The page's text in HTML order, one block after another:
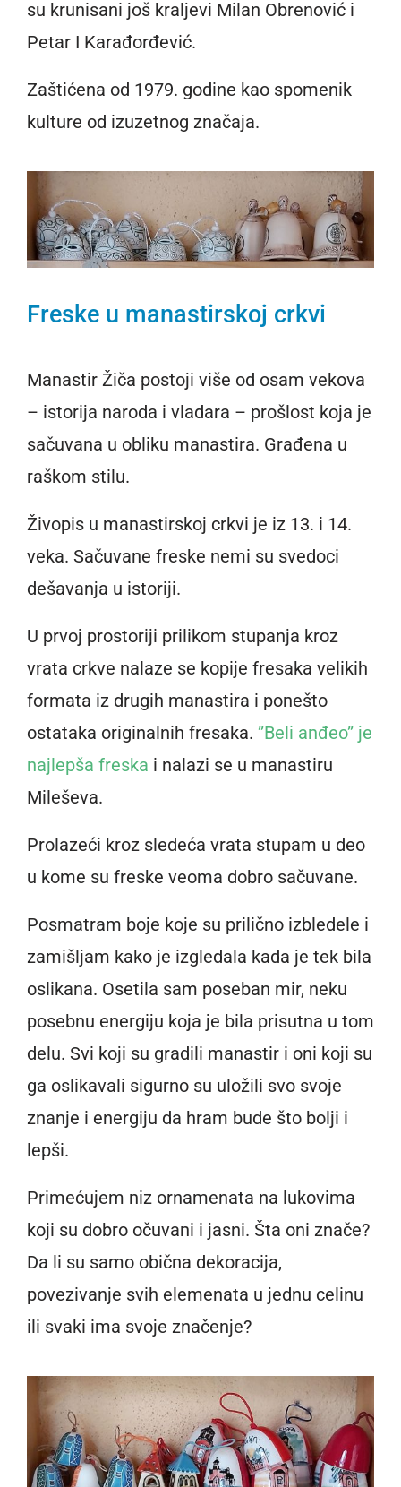
su krunisani još kraljevi Milan Obrenović i
Petar I Karađorđević.
Zaštićena od 1979. godine kao spomenik
kulture od izuzetnog značaja.
Freske u manastirskoj crkvi
Manastir Žiča postoji više od osam vekova
– istorija naroda i vladara – prošlost koja je
sačuvana u obliku manastira. Građena u
raškom stilu.
Živopis u manastirskoj crkvi je iz 13. i 14.
veka. Sačuvane freske nemi su svedoci
dešavanja u istoriji.
U prvoj prostoriji prilikom stupanja kroz
vrata crkve nalaze se kopije fresaka velikih
formata iz drugih manastira i ponešto
ostataka originalnih fresaka. ”Beli anđeo” je
najlepša freska i nalazi se u manastiru
Mileševa.
Prolazeći kroz sledeća vrata stupam u deo
u kome su freske veoma dobro sačuvane.
Posmatram boje koje su prilično izbledele i
zamišljam kako je izgledala kada je tek bila
oslikana. Osetila sam poseban mir, neku
posebnu energiju koja je bila prisutna u tom
delu. Svi koji su gradili manastir i oni koji su
ga oslikavali sigurno su uložili svo svoje
znanje i energiju da hram bude što bolji i
lepši.
Primećujem niz ornamenata na lukovima
koji su dobro očuvani i jasni. Šta oni znače?
Da li su samo obična dekoracija,
povezivanje svih elemenata u jednu celinu
ili svaki ima svoje značenje?